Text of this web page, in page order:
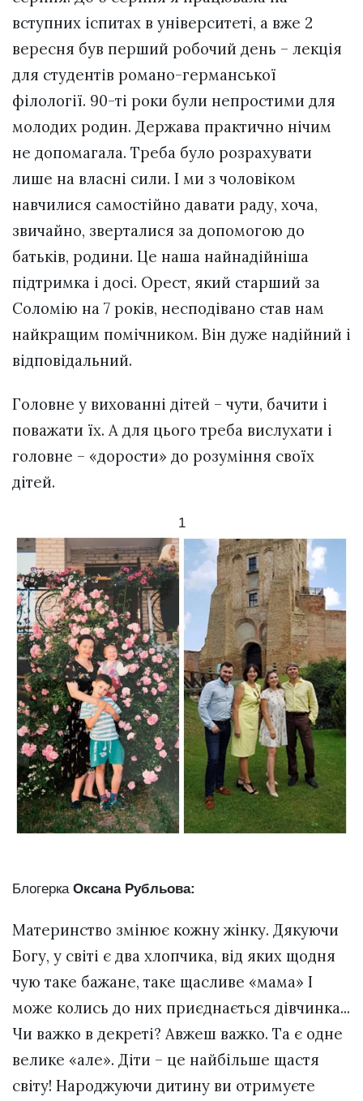
вступних іспитах в університеті, а вже 2
вересня був перший робочий день – лекція
для студентів романо-германської
філології. 90-ті роки були непростими для
молодих родин. Держава практично нічим
не допомагала. Треба було розрахувати
лише на власні сили. І ми з чоловіком
навчилися самостійно давати раду, хоча,
звичайно, зверталися за допомогою до
батьків, родини. Це наша найнадійніша
підтримка і досі. Орест, який старший за
Соломію на 7 років, несподівано став нам
найкращим помічником. Він дуже надійний і
відповідальний.
Головне у вихованні дітей – чути, бачити і
поважати їх. А для цього треба вислухати і
головне – «дорости» до розуміння своїх
дітей.
1
Блогерка Оксана Рубльова:
Материнство змінює кожну жінку. Дякуючи
Богу, у світі є два хлопчика, від яких щодня
чую таке бажане, таке щасливе «мама» І
може колись до них приєднається дівчинка...
Чи важко в декреті? Авжеш важко. Та є одне
велике «але». Діти – це найбільше щастя
світу! Народжуючи дитину ви отримуєте